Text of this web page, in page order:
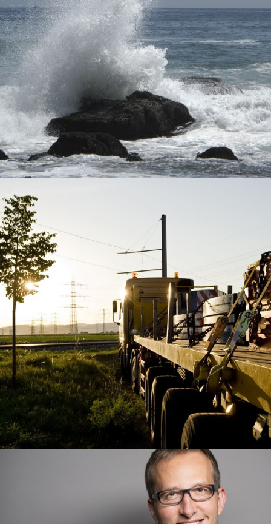
Freie Arbeiten
Unterwegs
view
Business
Baustellen
view
Portraits
Bewerbungsportraits